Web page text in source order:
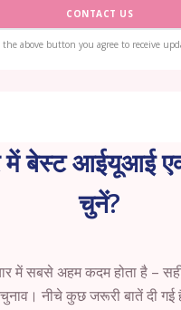
CONTACT US
above button you agree to receive
में बेस्ट आईयूआई
चुनें?
में सबसे अहम कदम होता है –
नीचे कुछ जरूरी बातें दी